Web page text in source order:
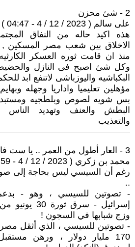
2 - شئ محزن
على سالم ( 2023 / 12 / 4 - 04:47 )
هذه اكيد حاله من النفاق
الاخلاق بين شعب مصر المسكين ,
وكل شئ اصبح فى النازل
البكباشيه واليوزباشى لاتنفع ابد
مؤهلين تعليميا واداريا وجهله
بس شويه لصوص وبلطجيه
البطش والعنف وتهديد الناس
والتعذيب
3 - العار أطول من العمر .. يا ست فاطمة
محمد بن زكري ( 2023 / 12 / 4 - 08:59 )
رغم أن السيسي ليس بحاجة إلى
..
- تصوتين للسيسي ، وهو -
إسرائيل - سرق
وزج شبابها في السجون !
- تصوتين للسيسي ، الذي أثقل مصر
170 مليار دولار ، ورهن